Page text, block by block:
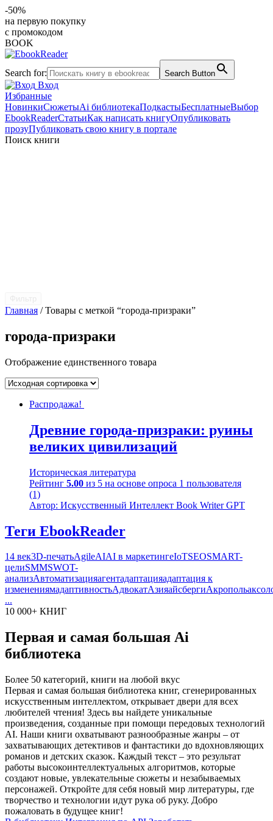
-50%
на первую покупку
с промокодом
BOOK
Search for: Search Button
Вход
Избранные
НовинкиСюжетыAi библиотекаПодкастыБесплатныеВыбор
EbookReaderСтатьиКак написать книгуОпубликовать
прозуПубликовать свою книгу в портале
Поиск книги
Главная / Товары с меткой “города-призраки”
города-призраки
Отображение единственного товара
Распродажа!
Древние города-призраки: руины
великих цивилизаций
Историческая литература
Рейтинг 5.00 из 5 на основе опроса 1 пользователя
(1)
Автор: Искусственный Интеллект Book Writer GPT
Теги EbookReader
14 век3D-печатьAgileAIAI в маркетингеIoTSEOSMART-
целиSMMSWOT-
анализАвтоматизацияагентадаптацияадаптация к
изменениямадаптивностьАдвокатАзияайсбергиАкрополь
...
10 000+ КНИГ
Первая и самая большая Ai
библиотека
Более 50 категорий, книги на любой вкус
Первая и самая большая библиотека книг, сгенерированных
искусственным интеллектом, открывает двери для всех
любителей чтения! Здесь вы найдете уникальные
произведения, созданные при помощи передовых технологий
AI. Наши книги охватывают разнообразные жанры – от
захватывающих детективов и фантастики до вдохновляющих
романов и детских сказок. Каждый текст – это результат
работы высокоинтеллектуальных алгоритмов, которые
создают новые, увлекательные сюжеты и незабываемых
персонажей. Откройте для себя новый мир литературы, где
творчество и технологии идут рука об руку. Добро
пожаловать в будущее книг!